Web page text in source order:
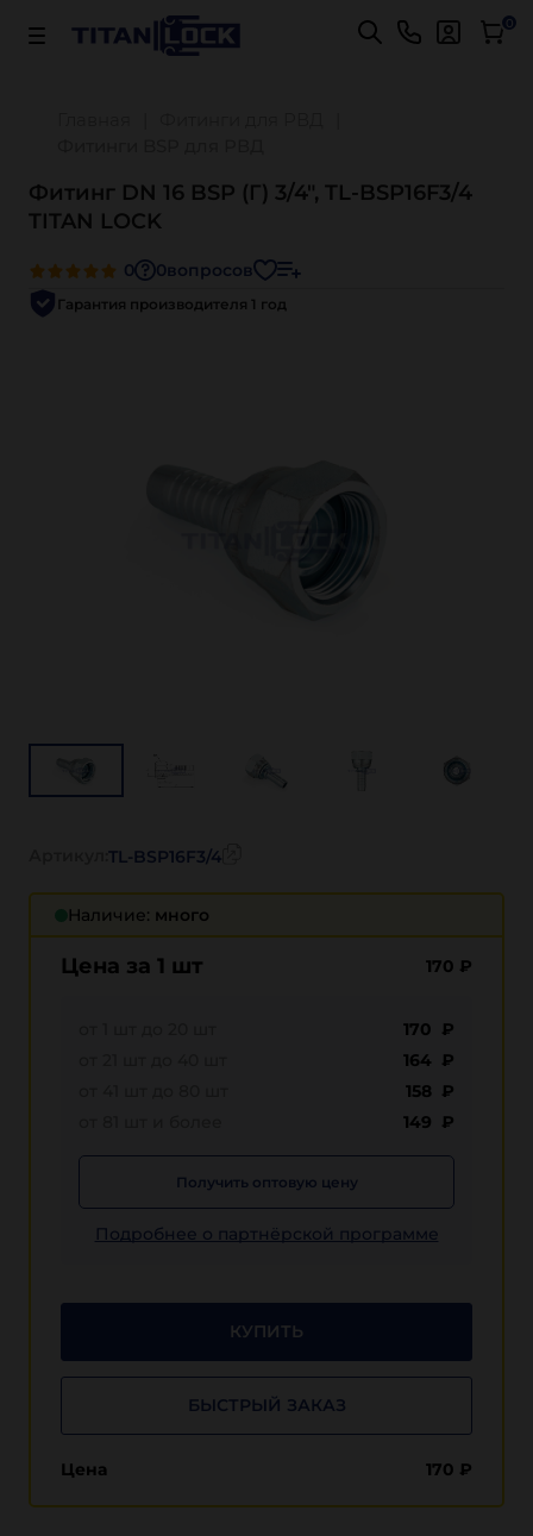
Важно! Для оплаты заказов Подробнее 0
Фитинг DN 16 BSP (Г) 3/4", TL-BSP16F3/4
TITAN LOCK
0 0вопросов
Гарантия производителя 1 год
Наличие: много
Цена за 1 шт 170 ₽
170 ₽
164 ₽
158 ₽
149 ₽
Получить оптовую цену
Подробнее о партнёрской программе
КУПИТЬ
БЫСТРЫЙ ЗАКАЗ
Цена 170 ₽
TL-BSP16F3/4